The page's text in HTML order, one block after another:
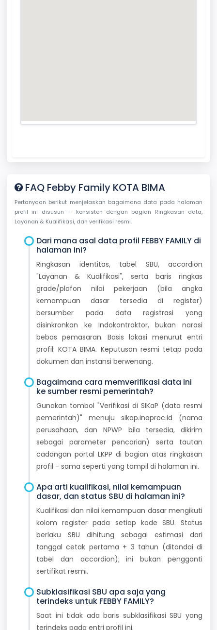
FAQ Febby Family KOTA BIMA
Pertanyaan berikut menjelaskan bagaimana data pada halaman
profil ini disusun — konsisten dengan bagian Ringkasan data,
Layanan & Kualifikasi, dan verifikasi resmi.
Dari mana asal data profil FEBBY FAMILY di
halaman ini?
Ringkasan identitas, tabel SBU, accordion
"Layanan & Kualifikasi", serta baris ringkas
grade/plafon nilai pekerjaan (bila angka
kemampuan dasar tersedia di register)
bersumber pada data registrasi yang
disinkronkan ke Indokontraktor, bukan narasi
bebas pemasaran. Basis lokasi menurut entri
profil: KOTA BIMA. Keputusan resmi tetap pada
dokumen dan instansi berwenang.
Bagaimana cara memverifikasi data ini
ke sumber resmi pemerintah?
Gunakan tombol "Verifikasi di SIKaP (data resmi
pemerintah)" menuju sikap.inaproc.id (nama
perusahaan, dan NPWP bila tersedia, dikirim
sebagai parameter pencarian) serta tautan
cadangan portal LKPP di bagian atas ringkasan
profil - sama seperti yang tampil di halaman ini.
Apa arti kualifikasi, nilai kemampuan
dasar, dan status SBU di halaman ini?
Kualifikasi dan nilai kemampuan dasar mengikuti
kolom register pada setiap kode SBU. Status
berlaku SBU dihitung sebagai estimasi dari
tanggal cetak pertama + 3 tahun (ditandai di
tabel dan accordion); ini bukan pengganti
sertifikat resmi.
Subklasifikasi SBU apa saja yang
terindeks untuk FEBBY FAMILY?
Saat ini tidak ada baris subklasifikasi SBU yang
terindeks pada entri profil ini.